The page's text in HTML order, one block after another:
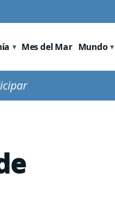
Mes del Mar Mundo